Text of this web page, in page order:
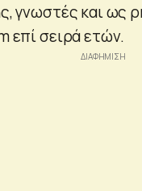
γνωστές και ως
επί σειρά ετών.